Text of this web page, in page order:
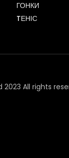
ГОНКИ
TЕНІС
All rights